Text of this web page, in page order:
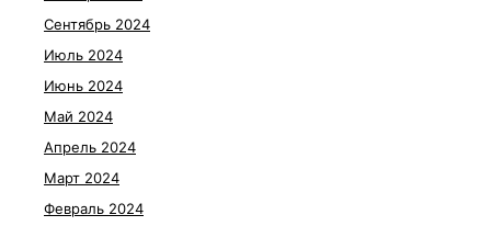
Сентябрь 2024
Июль 2024
Июнь 2024
Май 2024
Апрель 2024
Март 2024
Февраль 2024